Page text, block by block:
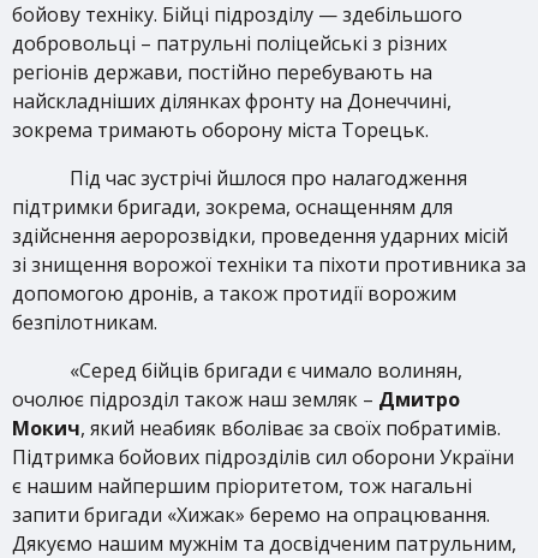
бойову техніку. Бійці підрозділу — здебільшого
добровольці – патрульні поліцейські з різних
регіонів держави, постійно перебувають на
найскладніших ділянках фронту на Донеччині,
зокрема тримають оборону міста Торецьк.
Під час зустрічі йшлося про налагодження
підтримки бригади, зокрема, оснащенням для
здійснення аеророзвідки, проведення ударних місій
зі знищення ворожої техніки та піхоти противника за
допомогою дронів, а також протидії ворожим
безпілотникам.
«Серед бійців бригади є чимало волинян,
очолює підрозділ також наш земляк – Дмитро
Мокич, який неабияк вболіває за своїх побратимів.
Підтримка бойових підрозділів сил оборони України
є нашим найпершим пріоритетом, тож нагальні
запити бригади «Хижак» беремо на опрацювання.
Дякуємо нашим мужнім та досвідченим патрульним,